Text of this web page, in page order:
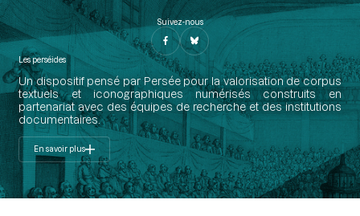
Suivez-nous
Les perséides
Un dispositif pensé par Persée pour la valorisation de corpus
textuels et iconographiques numérisés construits en
partenariat avec des équipes de recherche et des institutions
documentaires.
En savoir plus